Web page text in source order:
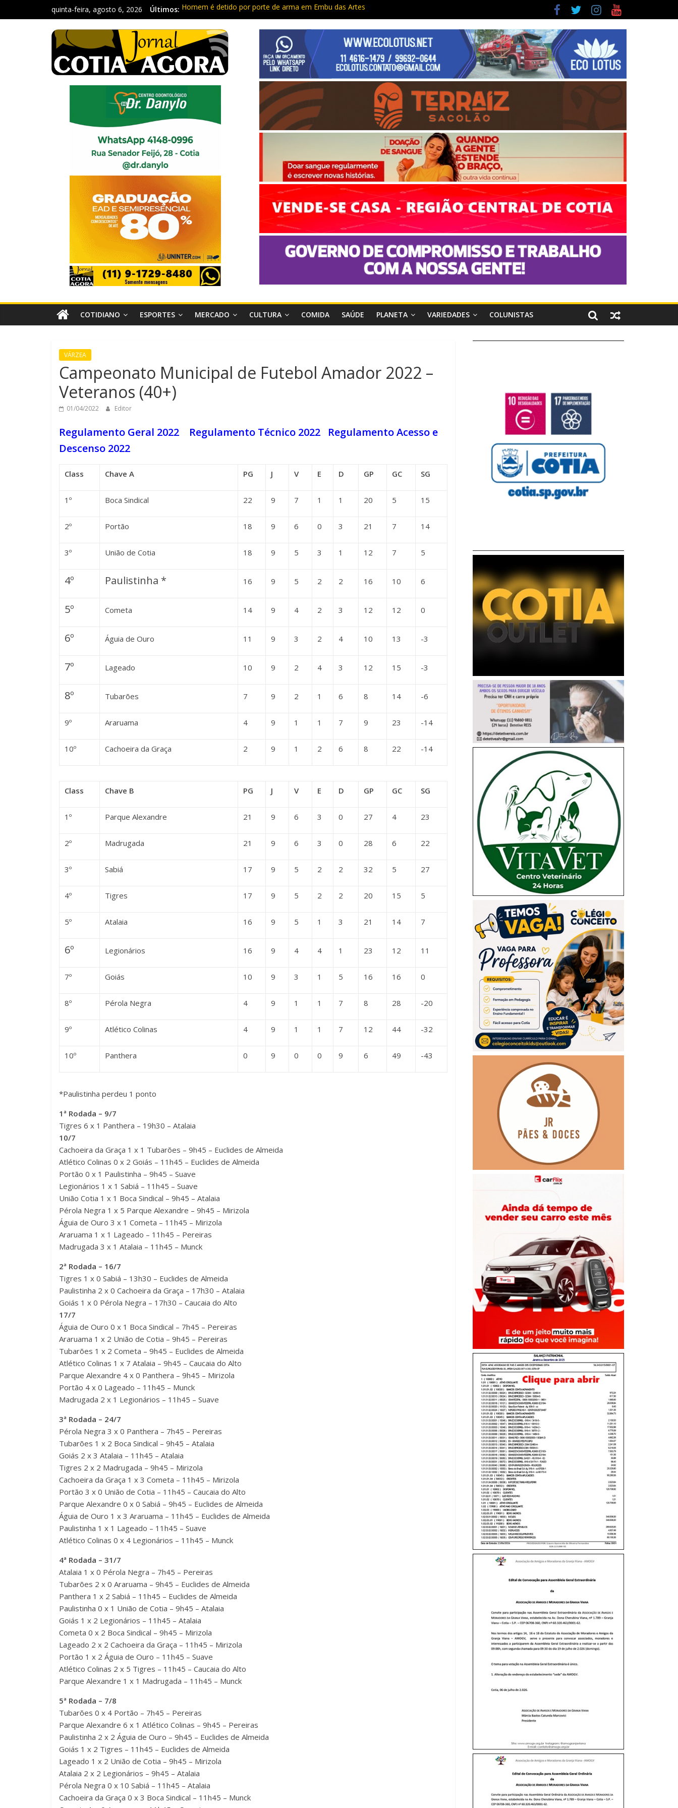
quinta-feira, agosto 6, 2026 Últimos: Homem é detido por porte de arma em Embu das Artes
Carretas da Capacitação trazem cursos gratuitos para Cotia e Vargem Grande
Traficante é preso com quase 400 porções de drogas no Jardim Rosemeire
Radares de Cotia vão passar por manutenção e vias serão interditadas
PM prende homem com grande quantidade de entorpecentes em Itapevi
COTIDIANO ESPORTES MERCADO CULTURA COMIDA SAÚDE PLANETA VARIEDADES COLUNISTAS
VÁRZEA
Campeonato Municipal de Futebol Amador 2022 –
Veteranos (40+)
01/04/2022 Editor
Regulamento Geral 2022 Regulamento Técnico 2022
Regulamento Acesso e
Descenso 2022
Class Chave A PG J V E D GP GC SG
1º Boca Sindical 22 9 7 1 1 20 5 15
2º Portão 18 9 6 0 3 21 7 14
3º União de Cotia 18 9 5 3 1 12 7 5
4º Paulistinha * 16 9 5 2 2 16 10 6
5º Cometa 14 9 4 2 3 12 12 0
6º Águia de Ouro 11 9 3 2 4 10 13 -3
7º Lageado 10 9 2 4 3 12 15 -3
8º Tubarões 7 9 2 1 6 8 14 -6
9º Araruama 4 9 1 1 7 9 23 -14
10º Cachoeira da Graça 2 9 1 2 6 8 22 -14
Class Chave B PG J V E D GP GC SG
1º Parque Alexandre 21 9 6 3 0 27 4 23
2º Madrugada 21 9 6 3 0 28 6 22
3º Sabiá 17 9 5 2 2 32 5 27
4º Tigres 17 9 5 2 2 20 15 5
5º Atalaia 16 9 5 1 3 21 14 7
6º Legionários 16 9 4 4 1 23 12 11
7º Goiás 10 9 3 1 5 16 16 0
8º Pérola Negra 4 9 1 1 7 8 28 -20
9º Atlético Colinas 4 9 1 1 7 12 44 -32
10º Panthera 0 9 0 0 9 6 49 -43
*Paulistinha perdeu 1 ponto
1ª Rodada – 9/7
Tigres 6 x 1 Panthera – 19h30 – Atalaia
10/7
Cachoeira da Graça 1 x 1 Tubarões – 9h45 – Euclides de Almeida
Atlético Colinas 0 x 2 Goiás – 11h45 – Euclides de Almeida
Portão 0 x 1 Paulistinha – 9h45 – Suave
Legionários 1 x 1 Sabiá – 11h45 – Suave
União Cotia 1 x 1 Boca Sindical – 9h45 – Atalaia
Pérola Negra 1 x 5 Parque Alexandre – 9h45 – Mirizola
Águia de Ouro 3 x 1 Cometa – 11h45 – Mirizola
Araruama 1 x 1 Lageado – 11h45 – Pereiras
Madrugada 3 x 1 Atalaia – 11h45 – Munck
2ª Rodada – 16/7
Tigres 1 x 0 Sabiá – 13h30 – Euclides de Almeida
Paulistinha 2 x 0 Cachoeira da Graça – 17h30 – Atalaia
Goiás 1 x 0 Pérola Negra – 17h30 – Caucaia do Alto
17/7
Águia de Ouro 0 x 1 Boca Sindical – 7h45 – Pereiras
Araruama 1 x 2 União de Cotia – 9h45 – Pereiras
Tubarões 1 x 2 Cometa – 9h45 – Euclides de Almeida
Atlético Colinas 1 x 7 Atalaia – 9h45 – Caucaia do Alto
Parque Alexandre 4 x 0 Panthera – 9h45 – Mirizola
Portão 4 x 0 Lageado – 11h45 – Munck
Madrugada 2 x 1 Legionários – 11h45 – Suave
3ª Rodada – 24/7
Pérola Negra 3 x 0 Panthera – 7h45 – Pereiras
Tubarões 1 x 2 Boca Sindical – 9h45 – Atalaia
Goiás 2 x 3 Atalaia – 11h45 – Atalaia
Tigres 2 x 2 Madrugada – 9h45 – Mirizola
Cachoeira da Graça 1 x 3 Cometa – 11h45 – Mirizola
Portão 3 x 0 União de Cotia – 11h45 – Caucaia do Alto
Parque Alexandre 0 x 0 Sabiá – 9h45 – Euclides de Almeida
Águia de Ouro 1 x 3 Araruama – 11h45 – Euclides de Almeida
Paulistinha 1 x 1 Lageado – 11h45 – Suave
Atlético Colinas 0 x 4 Legionários – 11h45 – Munck
4ª Rodada – 31/7
Atalaia 1 x 0 Pérola Negra – 7h45 – Pereiras
Tubarões 2 x 0 Araruama – 9h45 – Euclides de Almeida
Panthera 1 x 2 Sabiá – 11h45 – Euclides de Almeida
Paulistinha 0 x 1 União de Cotia – 9h45 – Atalaia
Goiás 1 x 2 Legionários – 11h45 – Atalaia
Cometa 0 x 2 Boca Sindical – 9h45 – Mirizola
Lageado 2 x 2 Cachoeira da Graça – 11h45 – Mirizola
Portão 1 x 2 Águia de Ouro – 11h45 – Suave
Atlético Colinas 2 x 5 Tigres – 11h45 – Caucaia do Alto
Parque Alexandre 1 x 1 Madrugada – 11h45 – Munck
5ª Rodada – 7/8
Tubarões 0 x 4 Portão – 7h45 – Pereiras
Parque Alexandre 6 x 1 Atlético Colinas – 9h45 – Pereiras
Paulistinha 2 x 2 Águia de Ouro – 9h45 – Euclides de Almeida
Goiás 1 x 2 Tigres – 11h45 – Euclides de Almeida
Lageado 1 x 2 União de Cotia – 9h45 – Mirizola
Atalaia 2 x 2 Legionários – 9h45 – Atalaia
Pérola Negra 0 x 10 Sabiá – 11h45 – Atalaia
Cachoeira da Graça 0 x 3 Boca Sindical – 11h45 – Munck